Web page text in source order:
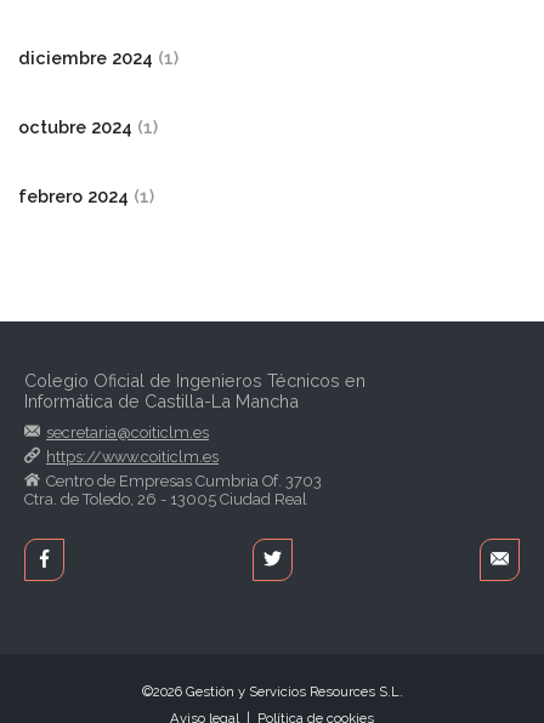
diciembre 2024 (1)
octubre 2024 (1)
febrero 2024 (1)
Colegio Oficial de Ingenieros Técnicos en
Informática de Castilla-La Mancha
secretaria@coiticlm.es
https://www.coiticlm.es
Centro de Empresas Cumbria Of. 3703
Ctra. de Toledo, 26 - 13005 Ciudad Real
©2026 Gestión y Servicios Resources S.L.
Aviso legal| Política de cookies